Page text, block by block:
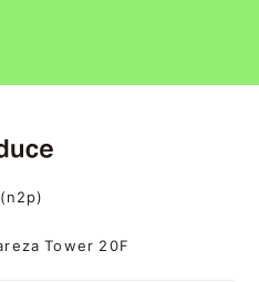
Tower 20F